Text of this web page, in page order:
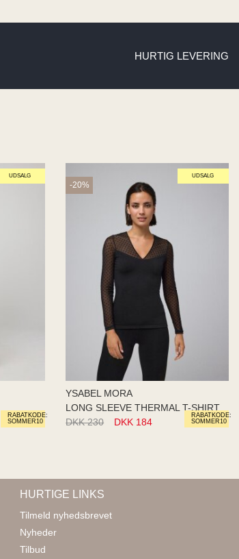
HURTIG LEVERING
UDSALG
RABATKODE:
SOMMER10
UDSALG
RABATKODE:
SOMMER10
-20%
YSABEL MORA
LONG SLEEVE THERMAL T-SHIRT
DKK 230
DKK 184
HURTIGE LINKS
Tilmeld nyhedsbrevet
Nyheder
Tilbud